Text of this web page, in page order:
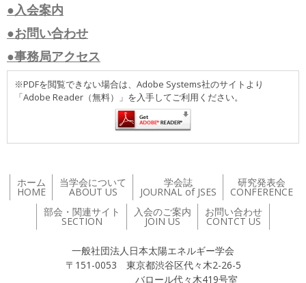
●入会案内
●お問い合わせ
●事務局アクセス
※PDFを閲覧できない場合は、Adobe Systems社のサイトより
「Adobe Reader（無料）」を入手してご利用ください。
ホーム
HOME
当学会について
ABOUT US
学会誌
JOURNAL of JSES
研究発表会
CONFERENCE
部会・関連サイト
SECTION
入会のご案内
JOIN US
お問い合わせ
CONTCT US
一般社団法人日本太陽エネルギー学会
〒151-0053 東京都渋谷区代々木2-26-5
バロール代々木419号室